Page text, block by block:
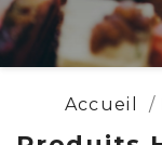
Accueil